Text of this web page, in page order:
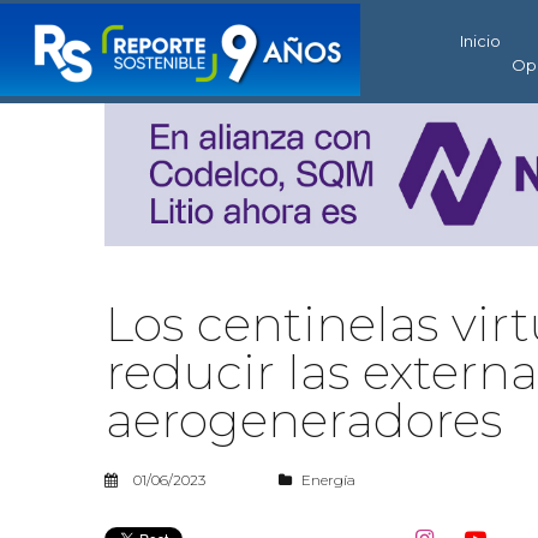
Inicio
Los centinelas
reducir las
aerogeneradores
01/06/2023 Energía